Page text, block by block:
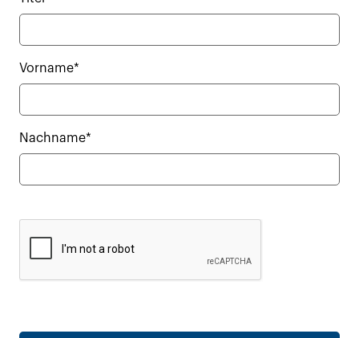
Vorname*
Nachname*